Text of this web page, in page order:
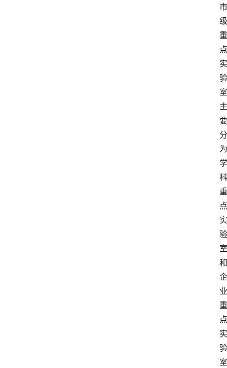
市
级
重
点
实
验
室
主
要
分
为
学
科
重
点
实
验
室
和
企
业
重
点
实
验
室